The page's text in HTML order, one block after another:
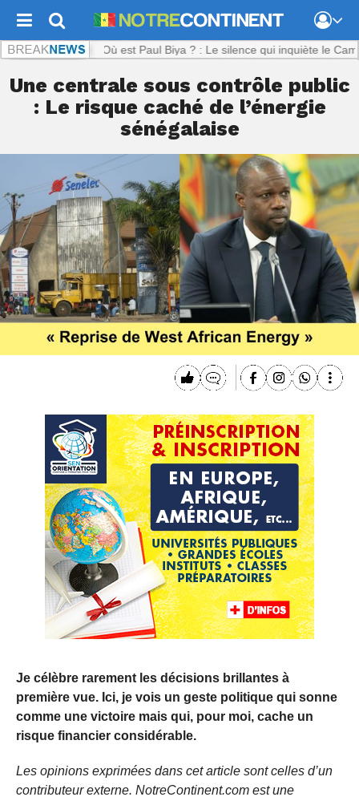
: Où est Paul Biya ? : Le silence qui inquiète le
Une centrale sous contrôle public
: Le risque caché de l’énergie
sénégalaise
Je célèbre rarement les décisions brillantes à
première vue. Ici, je vois un geste politique qui sonne
comme une victoire mais qui, pour moi, cache un
risque financier considérable.
Les opinions exprimées dans cet article sont celles d’un
contributeur externe. NotreContinent.com est une